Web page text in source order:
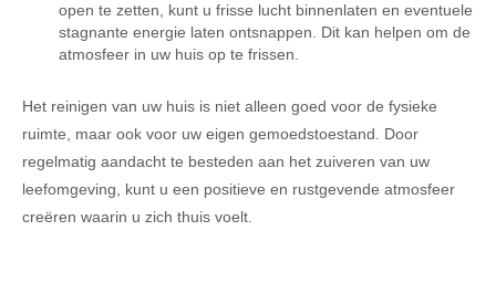
open te zetten, kunt u frisse lucht binnenlaten en eventuele
stagnante energie laten ontsnappen. Dit kan helpen om de
atmosfeer in uw huis op te frissen.
Het reinigen van uw huis is niet alleen goed voor de fysieke
ruimte, maar ook voor uw eigen gemoedstoestand. Door
regelmatig aandacht te besteden aan het zuiveren van uw
leefomgeving, kunt u een positieve en rustgevende atmosfeer
creëren waarin u zich thuis voelt.